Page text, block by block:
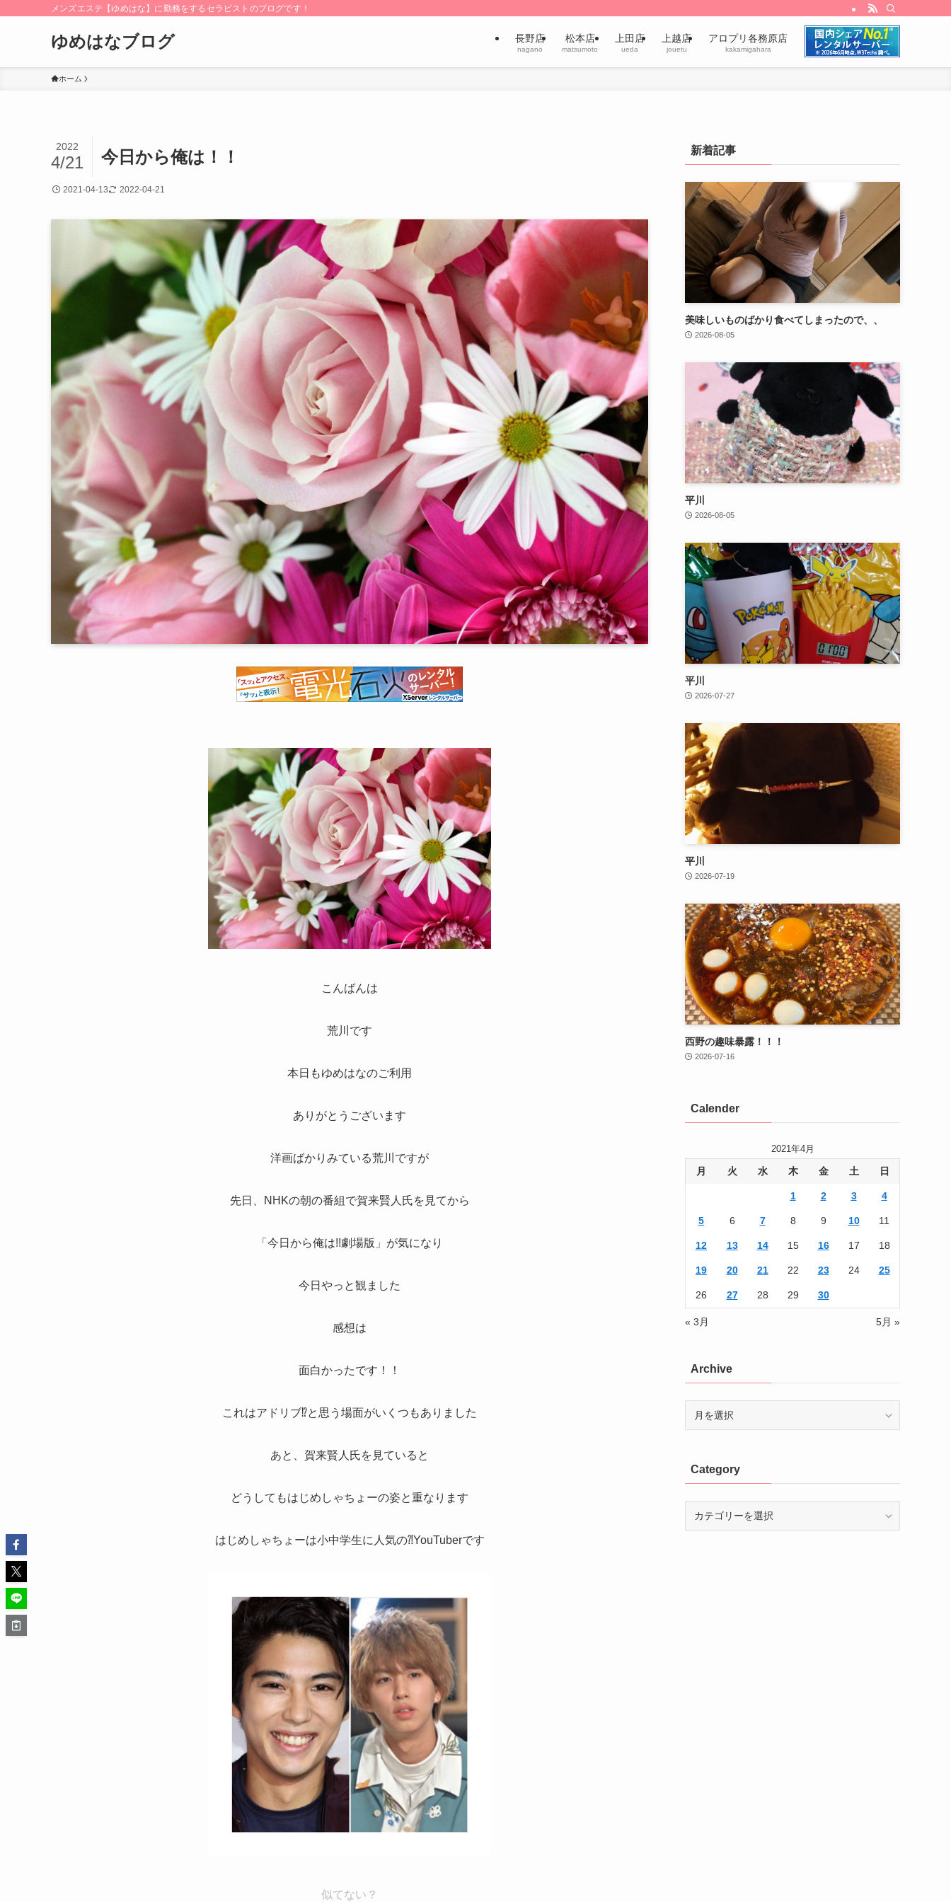
メンズエステ【ゆめはな】に勤務をするセラピストのブログです！
ゆめはなブログ 長野店
nagano
松本店
matsumoto
上田店
ueda
上越店
jouetu
アロプリ各務原店
kakamigahara
ホーム
今日から俺は！！
2022
4/21
2021-04-13 2022-04-21
こんばんは
荒川です
本日もゆめはなのご利用
ありがとうございます
洋画ばかりみている荒川ですが
先日、NHKの朝の番組で賀来賢人氏を見てから
「今日から俺は!!劇場版」が気になり
今日やっと観ました
感想は
面白かったです！！
これはアドリブ⁉︎と思う場面がいくつもありました
あと、賀来賢人氏を見ていると
どうしてもはじめしゃちょーの姿と重なります
はじめしゃちょーは小中学生に人気の⁈YouTuberです
似てない？
新着記事
美味しいものばかり食べてしまったので、、
2026-08-05
平川
2026-08-05
平川
2026-07-27
平川
2026-07-19
西野の趣味暴露！！！
2026-07-16
Calender
2021年4月
月 火 水 木 金 土 日
1 2 3 4
5 6 7 8 9 10 11
12 13 14 15 16 17 18
19 20 21 22 23 24 25
26 27 28 29 30
« 3月 5月 »
Archive
Category